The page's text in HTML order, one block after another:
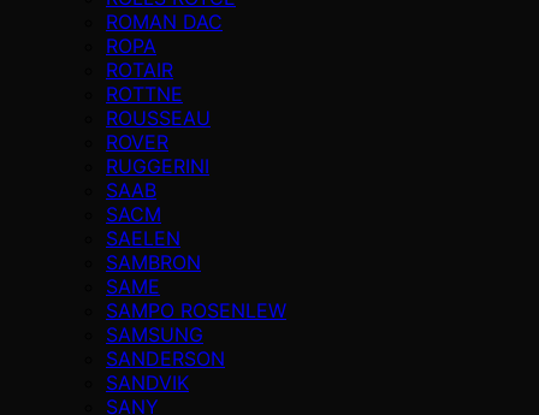
ROMAN DAC
ROPA
ROTAIR
ROTTNE
ROUSSEAU
ROVER
RUGGERINI
SAAB
SACM
SAELEN
SAMBRON
SAME
SAMPO ROSENLEW
SAMSUNG
SANDERSON
SANDVIK
SANY